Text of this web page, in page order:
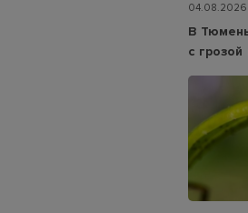
04.08.2026
В
с грозой